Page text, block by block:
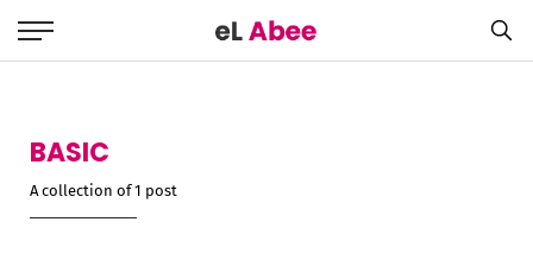
BASIC
A collection of 1 post